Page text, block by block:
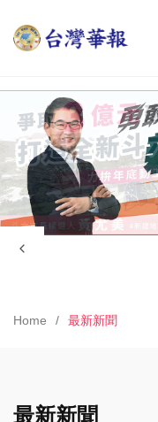
Home 最新新聞
最新新聞